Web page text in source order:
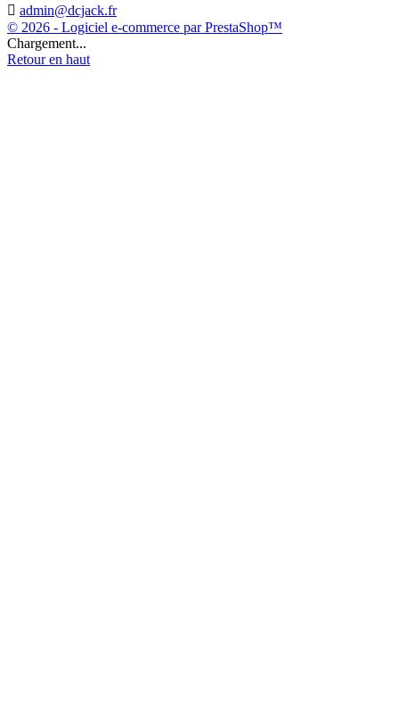
 admin@dcjack.fr
© 2026 - Logiciel e-commerce par PrestaShop™
Chargement...
Retour en haut